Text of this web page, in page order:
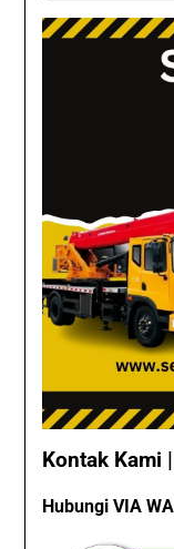
Kontak Kami
Hubungi VIA